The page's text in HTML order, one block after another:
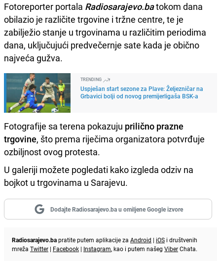
Fotoreporter portala Radiosarajevo.batokom dana
obilazio je različite trgovine i tržne centre, te je
zabilježio stanje u trgovinama u različitim periodima
dana, uključujući predvečernje sate kada je obično
najveća gužva.
TRENDING
Uspješan start sezone za Plave: Željezničar na
Grbavici bolji od novog premijerligaša BSK-a
Fotografije sa terena pokazuju prilično prazne
trgovine, što prema riječima organizatora potvrđuje
ozbiljnost ovog protesta.
U galeriji možete pogledati kako izgleda odziv na
bojkot u trgovinama u Sarajevu.
Dodajte Radiosarajevo.ba u omiljene Google izvore
Radiosarajevo.bapratite putem aplikacije za Android | iOS i društvenih
mreža Twitter | Facebook | Instagram, kao i putem našeg ViberChata.